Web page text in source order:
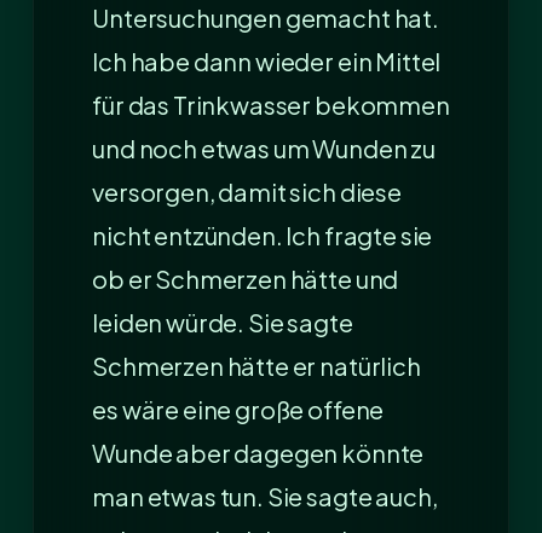
Untersuchungen gemacht hat.
Ich habe dann wieder ein Mittel
für das Trinkwasser bekommen
und noch etwas um Wunden zu
versorgen, damit sich diese
nicht entzünden. Ich fragte sie
ob er Schmerzen hätte und
leiden würde. Sie sagte
Schmerzen hätte er natürlich
es wäre eine große offene
Wunde aber dagegen könnte
man etwas tun. Sie sagte auch,